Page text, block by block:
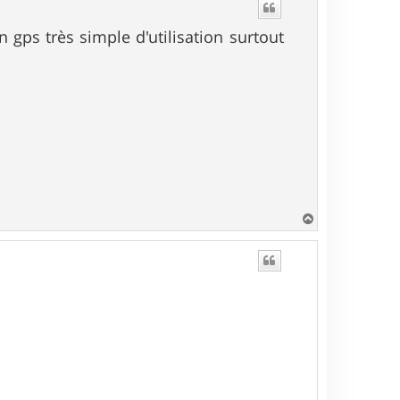
gps très simple d'utilisation surtout
a